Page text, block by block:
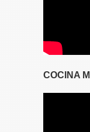
COCINA